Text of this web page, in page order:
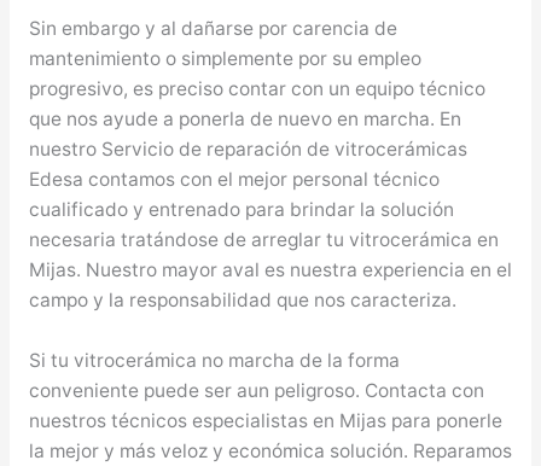
Sin embargo y al dañarse por carencia de
mantenimiento o simplemente por su empleo
progresivo, es preciso contar con un equipo técnico
que nos ayude a ponerla de nuevo en marcha. En
nuestro Servicio de reparación de vitrocerámicas
Edesa contamos con el mejor personal técnico
cualificado y entrenado para brindar la solución
necesaria tratándose de arreglar tu vitrocerámica en
Mijas. Nuestro mayor aval es nuestra experiencia en el
campo y la responsabilidad que nos caracteriza.
Si tu vitrocerámica no marcha de la forma
conveniente puede ser aun peligroso. Contacta con
nuestros técnicos especialistas en Mijas para ponerle
la mejor y más veloz y económica solución. Reparamos